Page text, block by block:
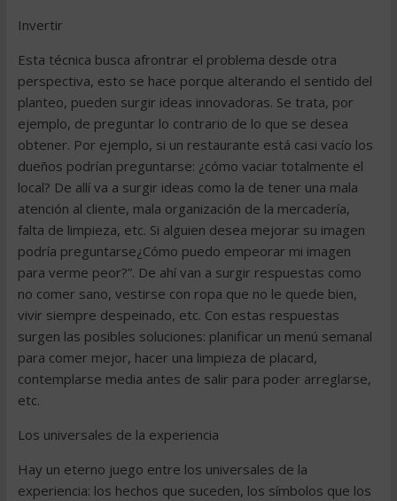
Invertir
Esta técnica busca afrontrar el problema desde otra
perspectiva, esto se hace porque alterando el sentido del
planteo, pueden surgir ideas innovadoras. Se trata, por
ejemplo, de preguntar lo contrario de lo que se desea
obtener. Por ejemplo, si un restaurante está casi vacío los
dueños podrían preguntarse: ¿cómo vaciar totalmente el
local? De allí va a surgir ideas como la de tener una mala
atención al cliente, mala organización de la mercadería,
falta de limpieza, etc. Si alguien desea mejorar su imagen
podría preguntarse¿Cómo puedo empeorar mi imagen
para verme peor?”. De ahí van a surgir respuestas como
no comer sano, vestirse con ropa que no le quede bien,
vivir siempre despeinado, etc. Con estas respuestas
surgen las posibles soluciones: planificar un menú semanal
para comer mejor, hacer una limpieza de placard,
contemplarse media antes de salir para poder arreglarse,
etc.
Los universales de la experiencia
Hay un eterno juego entre los universales de la
experiencia: los hechos que suceden, los símbolos que los